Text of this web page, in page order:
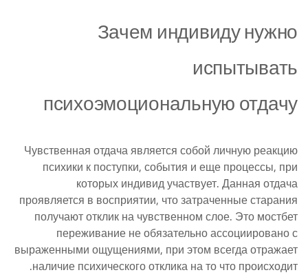
Зачем индивиду нужно
испытывать
психоэмоциональную отдачу
Чувственная отдача является собой личную реакцию
психики к поступки, события и еще процессы, при
которых индивид участвует. Данная отдача
проявляется в восприятии, что затраченные старания
получают отклик на чувственном слое. Это мостбет
переживание не обязательно ассоциировано с
выраженными ощущениями, при этом всегда отражает
наличие психического отклика на то что происходит.